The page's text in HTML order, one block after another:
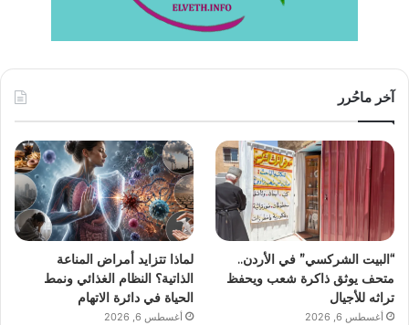
آخر ماحُرر
“البيت الشركسي” في الأردن..
متحف يوثق ذاكرة شعب ويحفظ
تراثه للأجيال
أغسطس 6, 2026
لماذا تتزايد أمراض المناعة
الذاتية؟ النظام الغذائي ونمط
الحياة في دائرة الاتهام
أغسطس 6, 2026